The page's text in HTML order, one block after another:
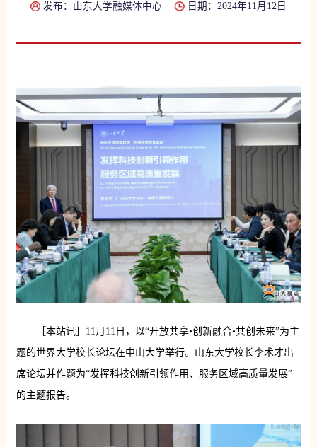
发布：山东大学融媒体中心 日期：2024年11月12日
［本站讯］11月11日，以“开放共享•创新融合•共创未来”为主
题的世界大学校长论坛在中山大学举行。山东大学校长李术才出
席论坛并作题为“发挥科技创新引领作用、服务区域高质量发展”
的主题报告。